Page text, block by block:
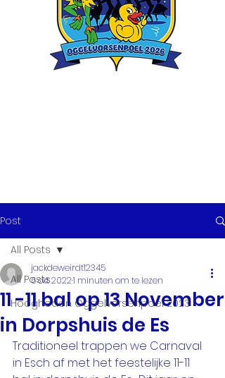
Post
All Posts
Hoogheden Oggelvorsenpoel 2023
All Posts
11 -11 bal op 13 November
in Dorpshuis de Es
jackdeweirdt12345
6 okt 20221 minuten om te lezen
Traditioneel trappen we Carnaval
in Esch af met het feestelijke 11-11